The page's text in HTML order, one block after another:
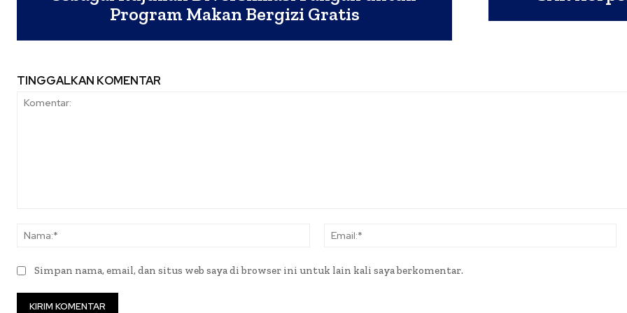
Program Makan Bergizi Gratis
TINGGALKAN KOMENTAR
Nama:*
Simpan nama, email, dan situs web saya di browser ini untuk lain kali saya berkomentar.